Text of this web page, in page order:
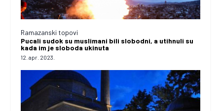
Ramazanski topovi
Pucali sudok su muslimani bili slobodni, a utihnuli su
kada im je sloboda ukinuta
12. apr. 2023.